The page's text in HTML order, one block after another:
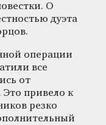
О
дуэта
операции
все
от
привело к
резко